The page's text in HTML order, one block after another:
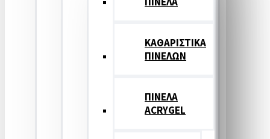
ΚΑΘΑΡΙΣΤΙΚΑ
ΠΙΝΕΛΩΝ
ΠΙΝΕΛΑ
ACRYGEL